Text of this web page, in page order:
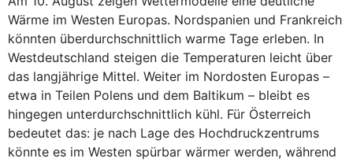
Wärme im Westen Europas. Nordspanien und Frankreich
könnten überdurchschnittlich warme Tage erleben. In
Westdeutschland steigen die Temperaturen leicht über
das langjährige Mittel. Weiter im Nordosten Europas –
etwa in Teilen Polens und dem Baltikum – bleibt es
hingegen unterdurchschnittlich kühl. Für Österreich
bedeutet das: je nach Lage des Hochdruckzentrums
könnte es im Westen spürbar wärmer werden, während